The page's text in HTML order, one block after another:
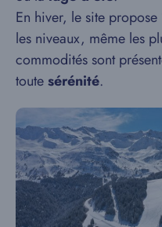
En hiver, le site propose
les niveaux, même les
commodités sont
toutesérénité.